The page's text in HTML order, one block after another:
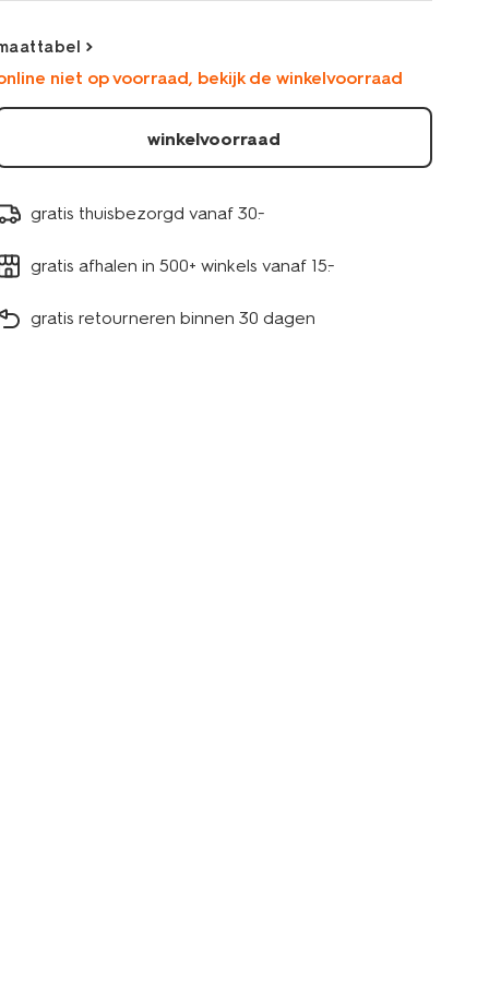
niet op voorraad, bekijk de winkelvoorraad
winkelvoorraad
gratis thuisbezorgd vanaf 30.-
gratis afhalen in 500+ winkels vanaf 15.-
gratis retourneren binnen 30 dagen